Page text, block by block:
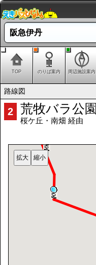
阪急伊丹
TOP のりば案内 周辺施設案内
路線図
2 荒牧バラ公園
桜ケ丘・南畑 経由